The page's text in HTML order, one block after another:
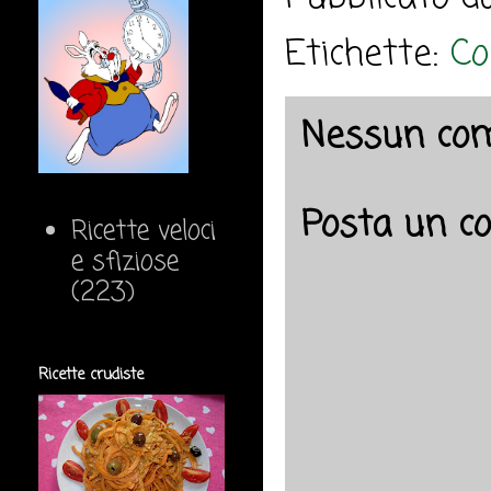
Etichette:
Nessun
Posta un
Ricette veloci
e sfiziose
(223)
Ricette crudiste